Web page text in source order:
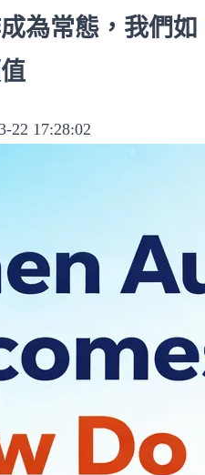
為常態，我們如
22 17:28:02